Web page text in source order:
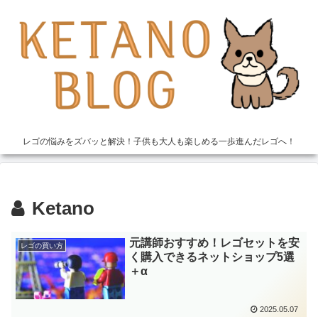
レゴの悩みをズバッと解決！子供も大人も楽しめる一歩進んだレゴへ！
Ketano
レゴの買い方
元講師おすすめ！レゴセットを安
く購入できるネットショップ5選
＋α
2025.05.07